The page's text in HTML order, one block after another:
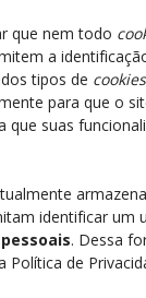
que nem todo
a
tipos de cookies
para que o
que suas
identificar um
. Dessa
Política de